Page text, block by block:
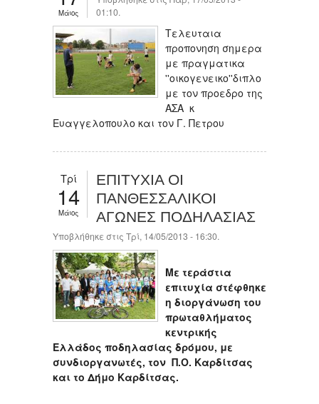
Μάιος
01:10.
Τελευταια
προπονηση σημερα
με πραγματικα
''οικογενεικο''διπλο
με τον προεδρο της
ΑΣΑ κ
Ευαγγελοπουλο και τον Γ. Πετρου
Τρί
14
Μάιος
ΕΠΙΤΥΧΙΑ ΟΙ
ΠΑΝΘΕΣΣΑΛΙΚΟΙ
ΑΓΩΝΕΣ ΠΟΔΗΛΑΣΙΑΣ
Υποβλήθηκε στις Τρί, 14/05/2013 - 16:30.
Με τεράστια
επιτυχία στέφθηκε
η διοργάνωση του
πρωταθλήματος
κεντρικής
Ελλάδος ποδηλασίας δρόμου, με
συνδιοργανωτές, τον Π.Ο. Καρδίτσας
και το Δήμο Καρδίτσας.